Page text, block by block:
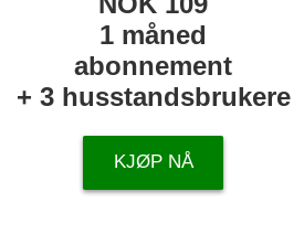
1 måned
abonnement
+ 3 husstandsbrukere
KJØP NÅ